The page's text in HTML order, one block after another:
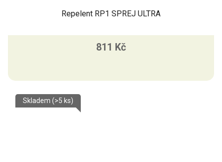
Repelent RP1 SPREJ ULTRA
811 Kč
Skladem (>5 ks)